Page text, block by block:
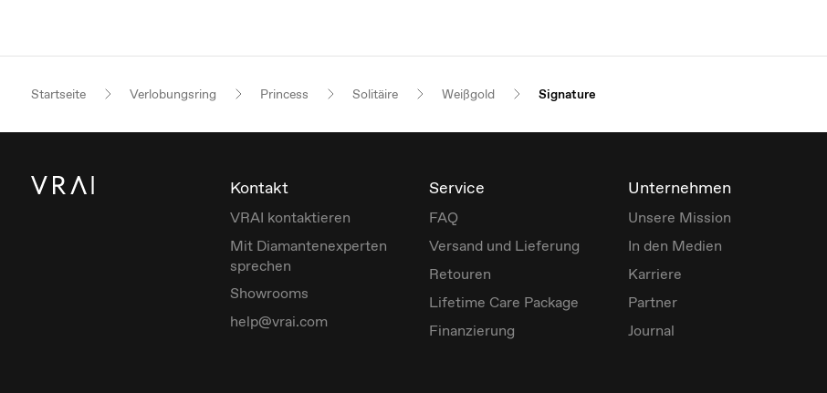
Startseite Verlobungsring Princess Solitäire Weißgold Signature
Kontakt
VRAI kontaktieren
Mit Diamantenexperten
sprechen
Showrooms
help@vrai.com
Service
FAQ
Versand und Lieferung
Retouren
Lifetime Care Package
Finanzierung
Unternehmen
Unsere Mission
In den Medien
Karriere
Partner
Journal